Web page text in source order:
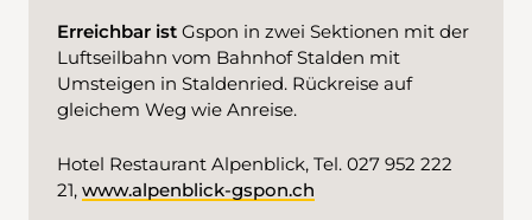
Erreichbar ist Gspon in zwei Sektionen mit der
Luftseilbahn vom Bahnhof Stalden mit
Umsteigen in Staldenried. Rückreise auf
gleichem Weg wie Anreise.
Hotel Restaurant Alpenblick, Tel. 027 952 222
21, www.alpenblick-gspon.ch